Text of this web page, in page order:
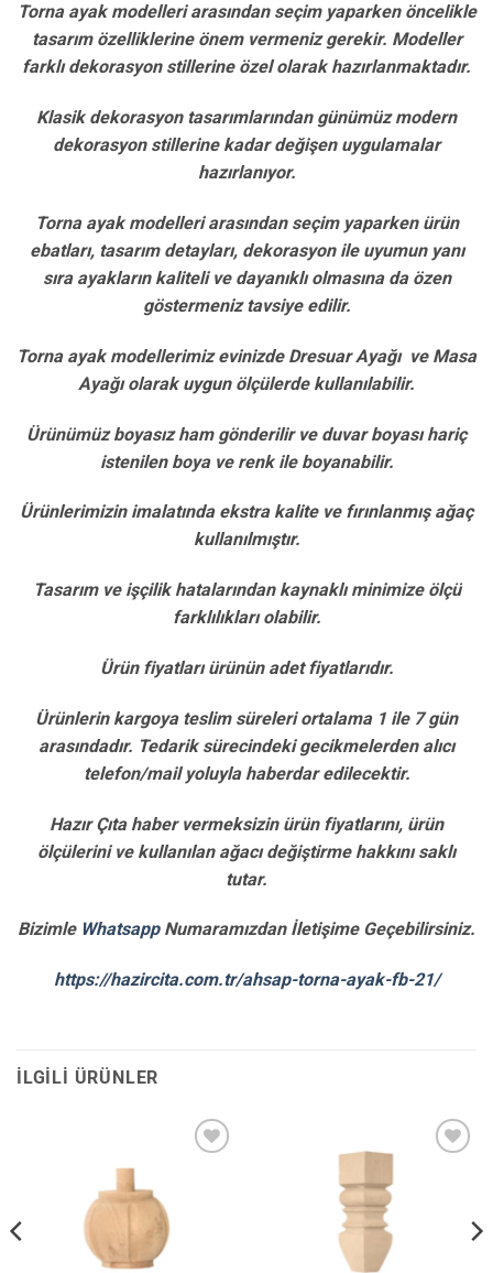
Torna ayak modelleri arasından seçim yaparken öncelikle
tasarım özelliklerine önem vermeniz gerekir. Modeller
farklı dekorasyon stillerine özel olarak hazırlanmaktadır.
Klasik dekorasyon tasarımlarından günümüz modern
dekorasyon stillerine kadar değişen uygulamalar
hazırlanıyor.
Torna ayak modelleri arasından seçim yaparken ürün
ebatları, tasarım detayları, dekorasyon ile uyumun yanı
sıra ayakların kaliteli ve dayanıklı olmasına da özen
göstermeniz tavsiye edilir.
Torna ayak modellerimiz evinizde Dresuar Ayağı ve Masa
Ayağı olarak uygun ölçülerde kullanılabilir.
Ürünümüz boyasız ham gönderilir ve duvar boyası hariç
istenilen boya ve renk ile boyanabilir.
Ürünlerimizin imalatında ekstra kalite ve fırınlanmış ağaç
kullanılmıştır.
Tasarım ve işçilik hatalarından kaynaklı minimize ölçü
farklılıkları olabilir.
Ürün fiyatları ürünün adet fiyatlarıdır.
Ürünlerin kargoya teslim süreleri ortalama 1 ile 7 gün
arasındadır. Tedarik sürecindeki gecikmelerden alıcı
telefon/mail yoluyla haberdar edilecektir.
Hazır Çıta haber vermeksizin ürün fiyatlarını, ürün
ölçülerini ve kullanılan ağacı değiştirme hakkını saklı
tutar.
Bizimle WhatsappNumaramızdan İletişime Geçebilirsiniz.
https://hazircita.com.tr/ahsap-torna-ayak-fb-21/
İLGILI ÜRÜNLER